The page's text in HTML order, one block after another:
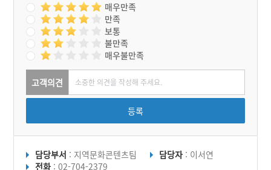
매우만족
만족
보통
불만족
매우불만족
고객의견
등록
담당부서 : 지역문화콘텐츠팀 담당자 : 이서연
전화 : 02-704-2379